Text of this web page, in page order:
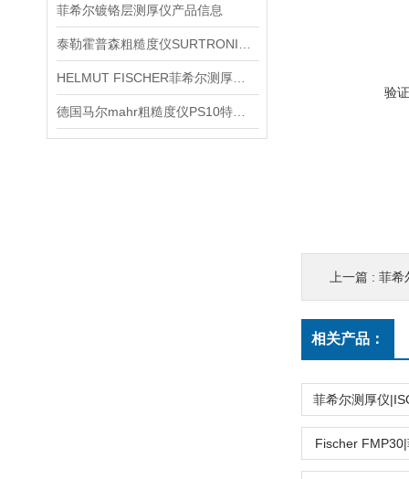
菲希尔镀铬层测厚仪产品信息
验
上一篇 : 菲希
相关产品：
Fischer